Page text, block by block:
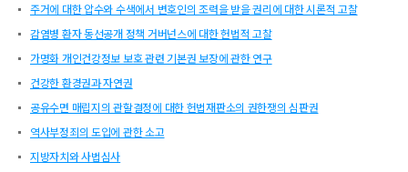
주거에 대한 압수와 수색에서 변호인의 조력을 받을 권리에 대한 시론적 고찰
감염병 환자 동선공개 정책 거버넌스에 대한 헌법적 고찰
가명화 개인건강정보 보호 관련 기본권 보장에 관한 연구
건강한 환경권과 자연권
공유수면 매립지의 관할결정에 대한 헌법재판소의 권한쟁의 심판권
역사부정죄의 도입에 관한 소고
지방자치와 사법심사